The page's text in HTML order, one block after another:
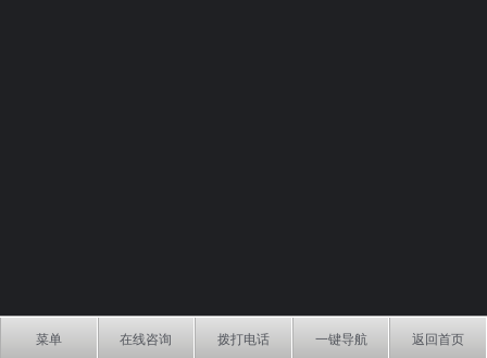
菜单 在线咨询 拨打电话 一键导航 返回首页